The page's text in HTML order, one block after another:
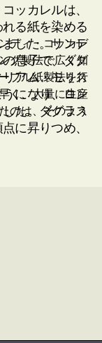
ッカレルは、
る紙を染める
した。サンデ
息子で、ダグ
アム・モリス
になり、ロン
た。ダグラス
に昇りつめ、
ディ・コッカ
す。多くの人
ディ・コッカレ
グ製法で広く知
ブル紙製法を行
く、大量に生産
のは、そのよう